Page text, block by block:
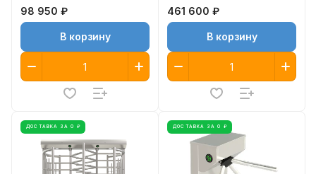
98 950 ₽
В корзину
автоматический
461 600 ₽
В корзину
ДОСТАВКА ЗА 0 ₽ ДОСТАВКА ЗА 0 ₽